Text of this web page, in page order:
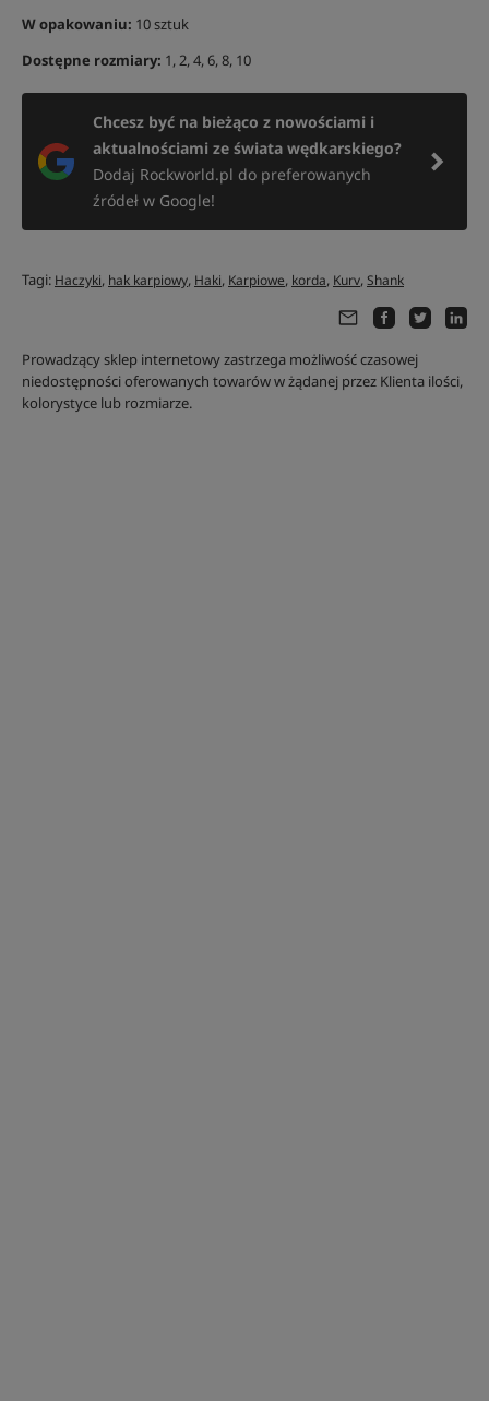
W opakowaniu: 10 sztuk
Dostępne rozmiary: 1,2, 4, 6, 8, 10
Chcesz być na bieżąco z nowościami i
aktualnościami ze świata wędkarskiego?
Dodaj Rockworld.pl do preferowanych
źródeł w Google!
Tagi: Haczyki, hak karpiowy, Haki, Karpiowe, korda, Kurv,Shank
Prowadzący sklep internetowy zastrzega możliwość czasowej
niedostępności oferowanych towarów w żądanej przez Klienta ilości,
kolorystyce lub rozmiarze.